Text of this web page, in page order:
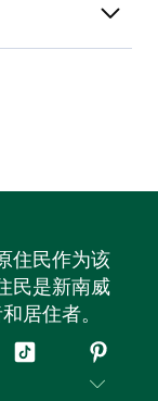
住民作为该
民是新南威
居住者。
抖